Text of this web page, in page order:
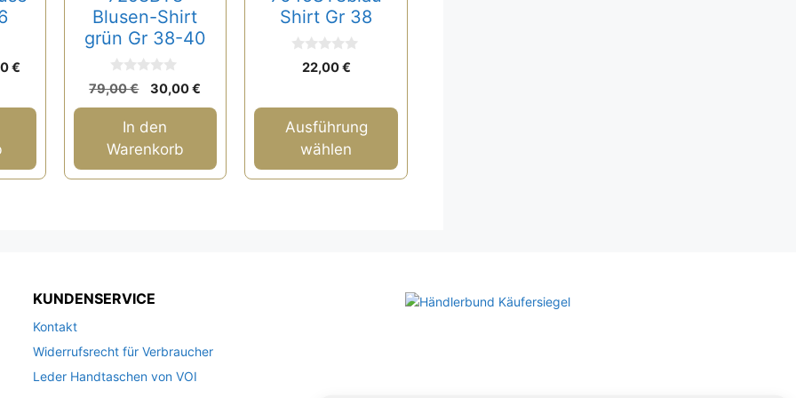
€
ist:
Blusen-Shirt
grün Gr 38-40
0
v
o
79,00€
Ursprünglicher
Preis
war:
79,00 €
30,00€
Preis
In den
Warenkorb
Shirt Gr 38
5
22,00€
Ausführung
wählen
gewählt
werden
KUNDENSERVICE
Kontakt
Widerrufsrecht für Verbraucher
Leder Handtaschen von VOI